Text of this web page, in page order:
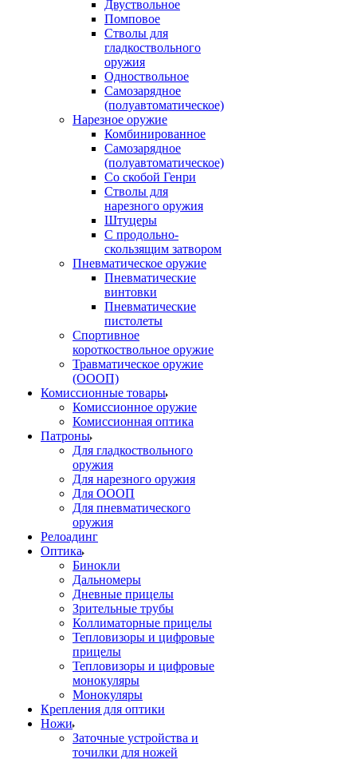
Двуствольное
Помповое
Стволы для
гладкоствольного
оружия
Одноствольное
Самозарядное
(полуавтоматическое)
Нарезное оружие
Комбинированное
Самозарядное
(полуавтоматическое)
Со скобой Генри
Стволы для
нарезного оружия
Штуцеры
С продольно-
скользящим затвором
Пневматическое оружие
Пневматические
винтовки
Пневматические
пистолеты
Спортивное
короткоствольное оружие
Травматическое оружие
(ОООП)
Комиссионные товары
Комиссионное оружие
Комиссионная оптика
Патроны
Для гладкоствольного
оружия
Для нарезного оружия
Для ОООП
Для пневматического
оружия
Релоадинг
Оптика
Бинокли
Дальномеры
Дневные прицелы
Зрительные трубы
Коллиматорные прицелы
Тепловизоры и цифровые
прицелы
Тепловизоры и цифровые
монокуляры
Монокуляры
Крепления для оптики
Ножи
Заточные устройства и
точилки для ножей